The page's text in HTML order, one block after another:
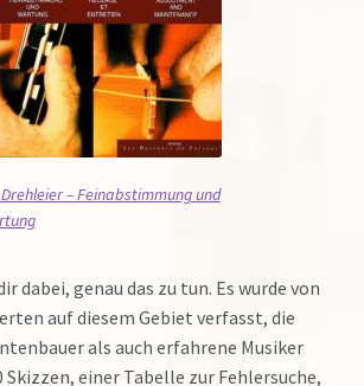
– Feinabstimmung und
dabei, genau das zu tun. Es wurde von
auf diesem Gebiet verfasst, die
als auch erfahrene Musiker
Skizzen, einer Tabelle zur Fehlersuche,